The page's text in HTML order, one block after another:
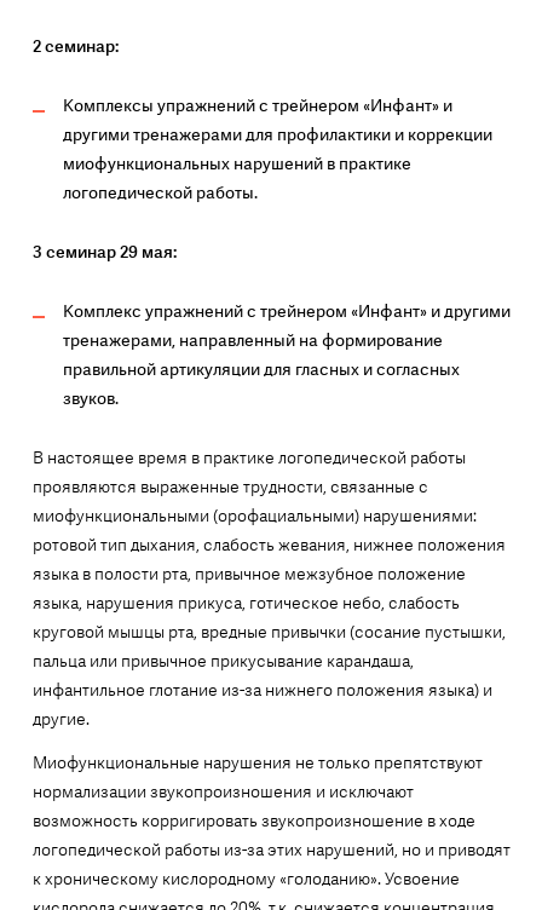
2 семинар:
Комплексы упражнений с трейнером «Инфант» и
другими тренажерами для профилактики и коррекции
миофункциональных нарушений в практике
логопедической работы.
3 семинар 29 мая:
Комплекс упражнений с трейнером «Инфант» и другими
тренажерами, направленный на формирование
правильной артикуляции для гласных и согласных
звуков.
В настоящее время в практике логопедической работы
проявляются выраженные трудности, связанные с
миофункциональными (орофациальными) нарушениями:
ротовой тип дыхания, слабость жевания, нижнее положения
языка в полости рта, привычное межзубное положение
языка, нарушения прикуса, готическое небо, слабость
круговой мышцы рта, вредные привычки (сосание пустышки,
пальца или привычное прикусывание карандаша,
инфантильное глотание из-за нижнего положения языка) и
другие.
Миофункциональные нарушения не только препятствуют
нормализации звукопроизношения и исключают
возможность корригировать звукопроизношение в ходе
логопедической работы из-за этих нарушений, но и приводят
к хроническому кислородному «голоданию». Усвоение